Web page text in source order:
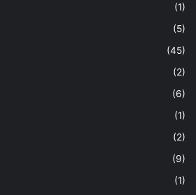
(1)
(5)
(45)
(2)
(6)
(1)
(2)
(9)
(1)